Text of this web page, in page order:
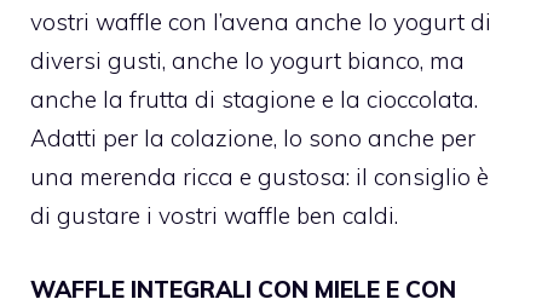
vostri waffle con l’avena anche lo yogurt di
diversi gusti, anche lo yogurt bianco, ma
anche la frutta di stagione e la cioccolata.
Adatti per la colazione, lo sono anche per
una merenda ricca e gustosa: il consiglio è
di gustare i vostri waffle ben caldi.
WAFFLE INTEGRALI CON MIELE E CON